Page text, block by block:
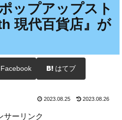
ップアップスト
現代百貨店』が
Facebook はてブ
2023.08.25 2023.08.26
サーリンク